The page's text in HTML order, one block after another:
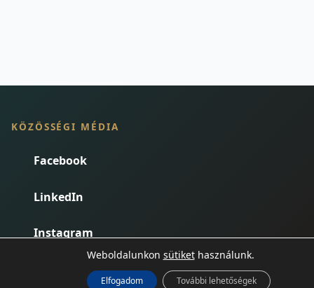
KÖZÖSSÉGI MÉDIA
Facebook
LinkedIn
Instagram
Weboldalunkon sütikethasználunk.
Elfogadom További lehetőségek